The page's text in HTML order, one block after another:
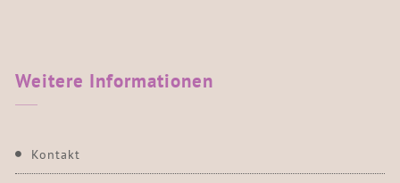
Weitere Informationen
Kontakt